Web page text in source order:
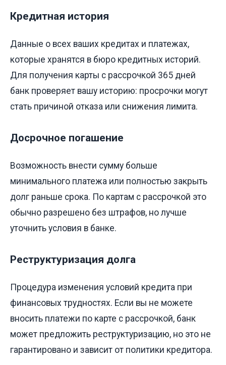
Кредитная история
Данные о всех ваших кредитах и платежах,
которые хранятся в бюро кредитных историй.
Для получения карты с рассрочкой 365 дней
банк проверяет вашу историю: просрочки могут
стать причиной отказа или снижения лимита.
Досрочное погашение
Возможность внести сумму больше
минимального платежа или полностью закрыть
долг раньше срока. По картам с рассрочкой это
обычно разрешено без штрафов, но лучше
уточнить условия в банке.
Реструктуризация долга
Процедура изменения условий кредита при
финансовых трудностях. Если вы не можете
вносить платежи по карте с рассрочкой, банк
может предложить реструктуризацию, но это не
гарантировано и зависит от политики кредитора.